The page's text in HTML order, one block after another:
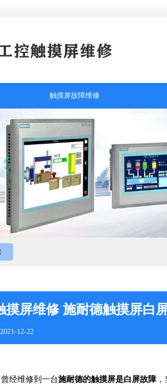
触摸屏故障维修
摸屏维修 施耐德触摸屏白
12-22
曾经维修到一台施耐德的触摸屏是白屏故障，